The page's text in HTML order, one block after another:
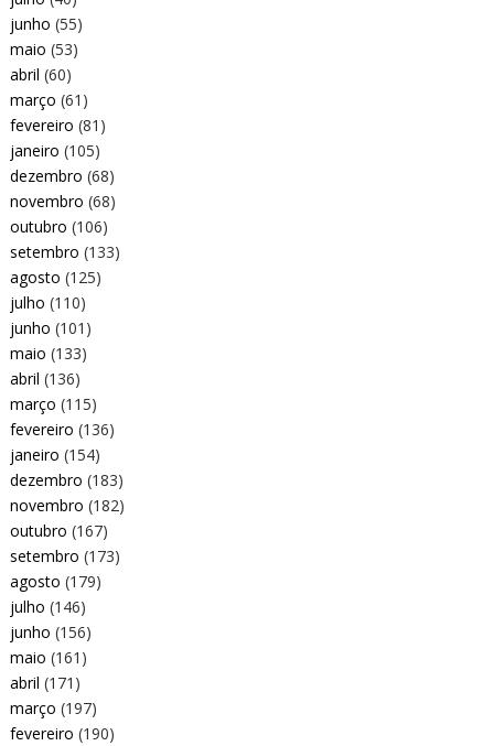
junho (55)
maio (53)
abril (60)
março (61)
fevereiro (81)
janeiro (105)
dezembro (68)
novembro (68)
outubro (106)
setembro (133)
agosto (125)
julho (110)
junho (101)
maio (133)
abril (136)
março (115)
fevereiro (136)
janeiro (154)
dezembro (183)
novembro (182)
outubro (167)
setembro (173)
agosto (179)
julho (146)
junho (156)
maio (161)
abril (171)
março (197)
fevereiro (190)